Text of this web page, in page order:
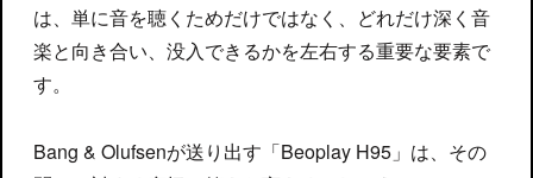
は、単に音を聴くためだけではなく、どれだけ深く音
楽と向き合い、没入できるかを左右する重要な要素で
す。
Bang & Olufsenが送り出す「Beoplay H95」は、その